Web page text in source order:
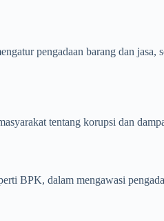
pengadaan barang dan jasa,
tentang korupsi dan
BPK, dalam mengawasi